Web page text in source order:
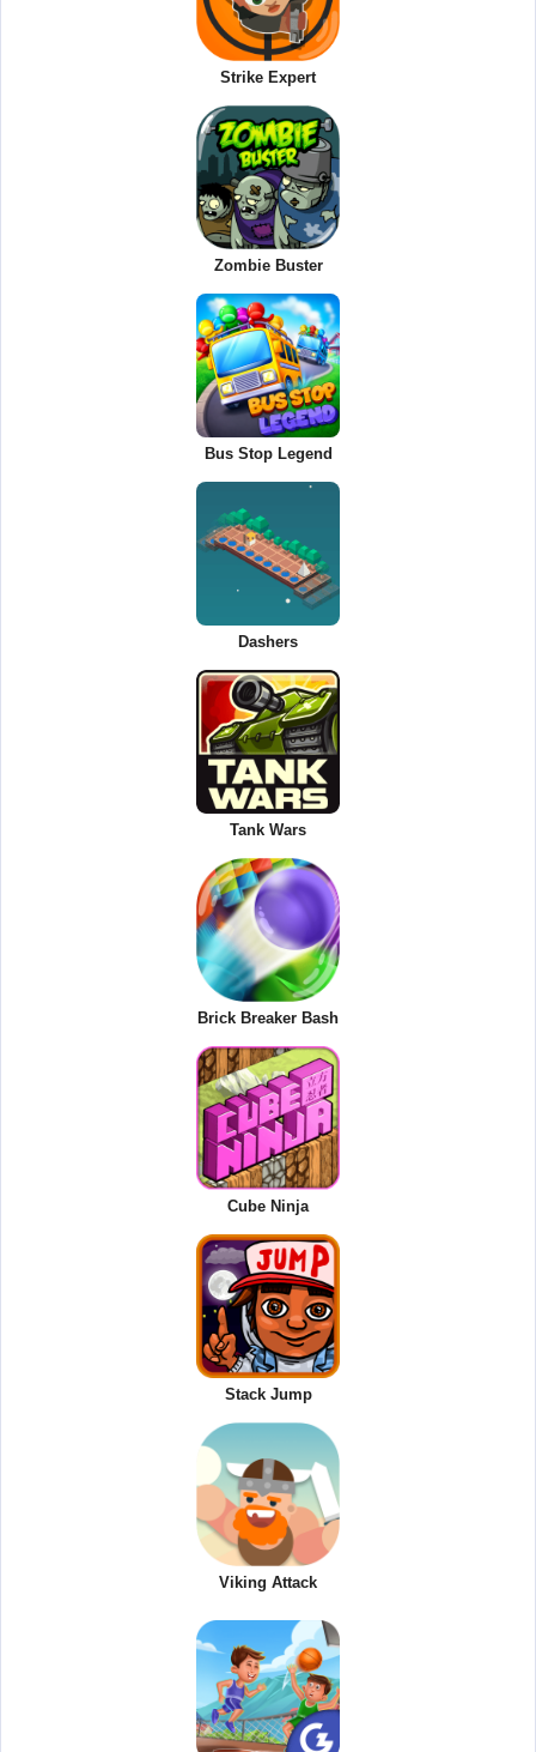
Strike Expert
Zombie Buster
Bus Stop Legend
Dashers
Tank Wars
Brick Breaker Bash
Cube Ninja
Stack Jump
Viking Attack